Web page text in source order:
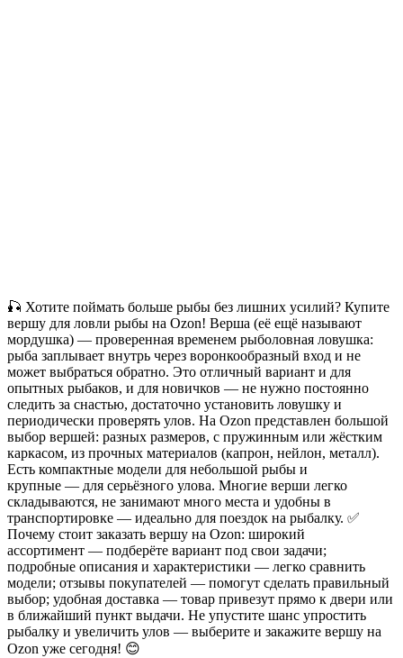
🎣 Хотите поймать больше рыбы без лишних усилий? Купите
вершу для ловли рыбы на Ozon! Верша (её ещё называют
мордушка) — проверенная временем рыболовная ловушка:
рыба заплывает внутрь через воронкообразный вход и не
может выбраться обратно. Это отличный вариант и для
опытных рыбаков, и для новичков — не нужно постоянно
следить за снастью, достаточно установить ловушку и
периодически проверять улов. На Ozon представлен большой
выбор вершей: разных размеров, с пружинным или жёстким
каркасом, из прочных материалов (капрон, нейлон, металл).
Есть компактные модели для небольшой рыбы и
крупные — для серьёзного улова. Многие верши легко
складываются, не занимают много места и удобны в
транспортировке — идеально для поездок на рыбалку. ✅
Почему стоит заказать вершу на Ozon: широкий
ассортимент — подберёте вариант под свои задачи;
подробные описания и характеристики — легко сравнить
модели; отзывы покупателей — помогут сделать правильный
выбор; удобная доставка — товар привезут прямо к двери или
в ближайший пункт выдачи. Не упустите шанс упростить
рыбалку и увеличить улов — выберите и закажите вершу на
Ozon уже сегодня! 😊